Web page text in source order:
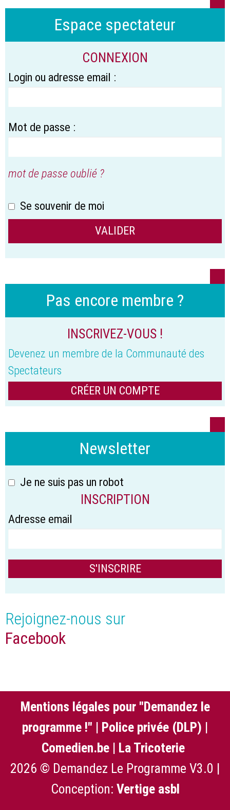
Espace spectateur
CONNEXION
Login ou adresse email :
Mot de passe :
mot de passe oublié ?
Se souvenir de moi
Pas encore membre ?
INSCRIVEZ-VOUS !
Devenez un membre de la Communauté des
Spectateurs
CRÉER UN COMPTE
Newsletter
Je ne suis pas un robot
INSCRIPTION
Adresse email
Rejoignez-nous sur
Facebook
Mentions légales pour "Demandez le
programme !" | Police privée (DLP) |
Comedien.be | La Tricoterie
2026 © Demandez Le Programme V3.0 |
Conception: Vertige asbl